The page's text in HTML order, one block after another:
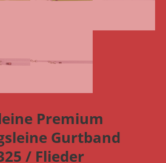
Premium
Gurtband
/ Flieder